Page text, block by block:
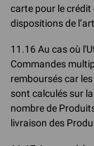
carte pour le crédit
dispositions de
11.16 Au cas où
Commandes
remboursés car
sont calculés sur
nombre de
livraison des